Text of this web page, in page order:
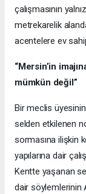
çalışmasının
metrekarelik
acentelere ev
“Mersin’in
mümkün değil”
Bir meclis
selden etkilenen
sormasına ilişkin
yapılarına dair
Kentte yaşanan
dair söylemlerinin